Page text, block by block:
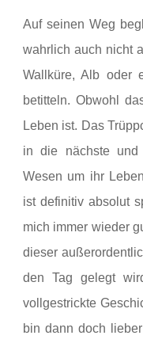
Auf seinen Weg
wahrlich auch nicht
Wallküre, Alb oder
betitteln. Obwohl
Leben ist. Das
in die nächste und
Wesen um ihr
ist definitiv absolut
mich immer wieder
dieser
den Tag gelegt
vollgestrickte
bin dann doch